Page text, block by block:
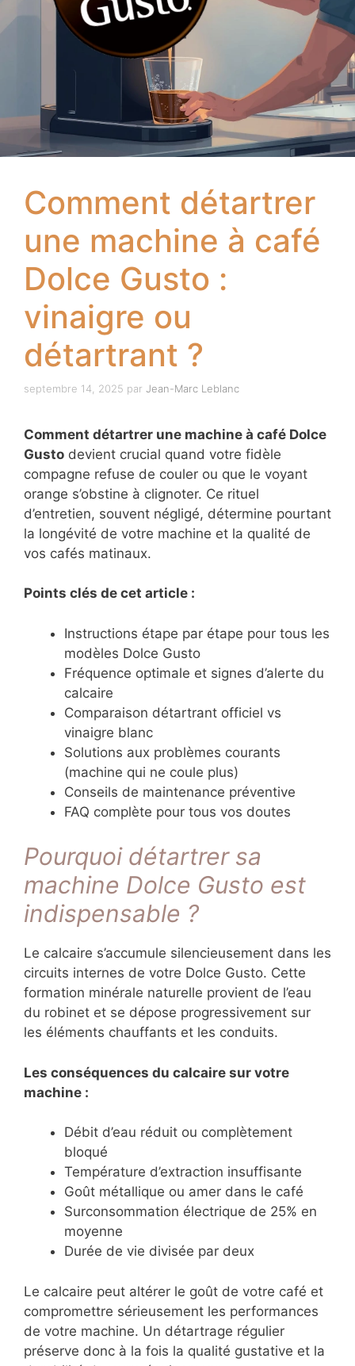
Comment détartrer
une machine à café
Dolce Gusto :
vinaigre ou
détartrant ?
septembre 14, 2025 par Jean-Marc Leblanc
Comment détartrer une machine à café Dolce
Gusto devient crucial quand votre fidèle
compagne refuse de couler ou que le voyant
orange s’obstine à clignoter. Ce rituel
d’entretien, souvent négligé, détermine pourtant
la longévité de votre machine et la qualité de
vos cafés matinaux.
Points clés de cet article :
Instructions étape par étape pour tous les
modèles Dolce Gusto
Fréquence optimale et signes d’alerte du
calcaire
Comparaison détartrant officiel vs
vinaigre blanc
Solutions aux problèmes courants
(machine qui ne coule plus)
Conseils de maintenance préventive
FAQ complète pour tous vos doutes
Pourquoi détartrer sa
machine Dolce Gusto est
indispensable ?
Le calcaire s’accumule silencieusement dans les
circuits internes de votre Dolce Gusto. Cette
formation minérale naturelle provient de l’eau
du robinet et se dépose progressivement sur
les éléments chauffants et les conduits.
Les conséquences du calcaire sur votre
machine :
Débit d’eau réduit ou complètement
bloqué
Température d’extraction insuffisante
Goût métallique ou amer dans le café
Surconsommation électrique de 25% en
moyenne
Durée de vie divisée par deux
Le calcaire peut altérer le goût de votre café et
compromettre sérieusement les performances
de votre machine. Un détartrage régulier
préserve donc à la fois la qualité gustative et la